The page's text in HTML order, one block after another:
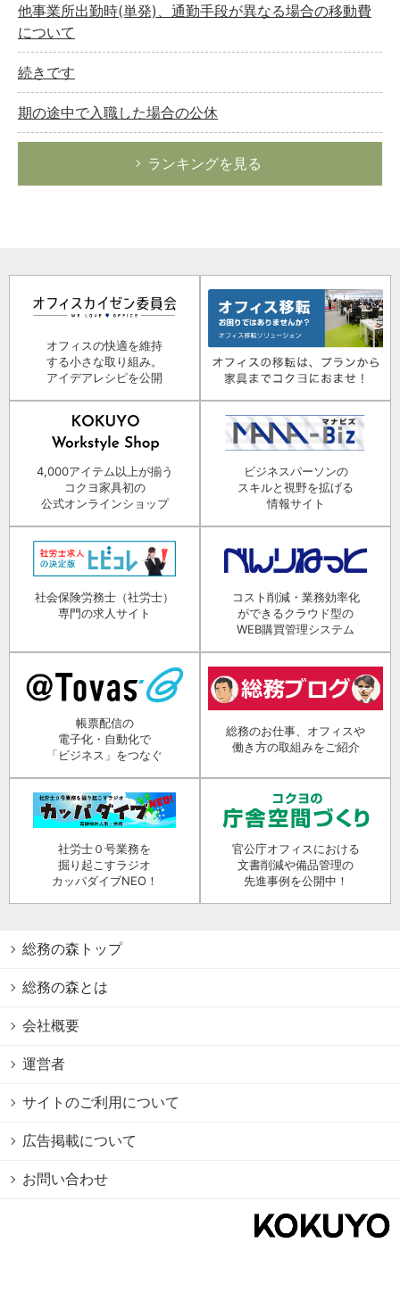
他事業所出勤時(単発)、通勤手段が異なる場合の移動費
について
続きです
期の途中で入職した場合の公休
ランキングを見る
オフィスの快適を維持
する小さな取り組み。
アイデアレシピを公開
4,000アイテム以上が揃う
コクヨ家具初の
公式オンラインショップ
ビジネスパーソンの
スキルと視野を拡げる
情報サイト
社会保険労務士（社労士）
専門の求人サイト
コスト削減・業務効率化
ができるクラウド型の
WEB購買管理システム
帳票配信の
電子化・自動化で
「ビジネス」をつなぐ
総務のお仕事、オフィスや
働き方の取組みをご紹介
社労士０号業務を
掘り起こすラジオ
カッパダイブNEO！
官公庁オフィスにおける
文書削減や備品管理の
先進事例を公開中！
総務の森トップ
総務の森とは
会社概要
運営者
サイトのご利用について
広告掲載について
お問い合わせ